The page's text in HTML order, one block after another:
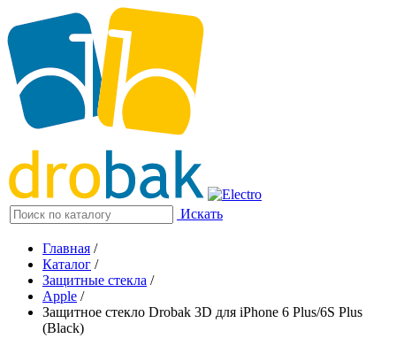
Искать
Главная /
Каталог /
Защитные стекла /
Apple /
Защитное стекло Drobak 3D для iPhone 6 Plus/6S Plus
(Black)